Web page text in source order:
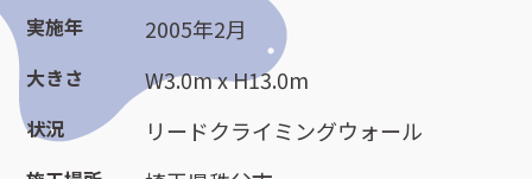
実施年 2005年2月
大きさ W3.0m x H13.0m
状況 リードクライミングウォール